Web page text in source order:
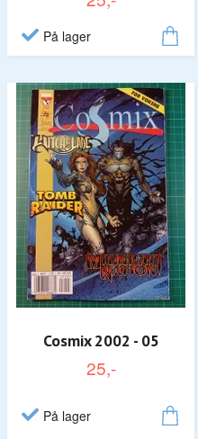
På lager
Cosmix 2002 - 05
25,-
På lager